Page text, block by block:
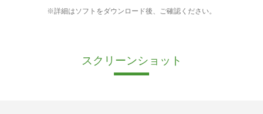
※詳細はソフトをダウンロード後、ご確認ください。
スクリーンショット